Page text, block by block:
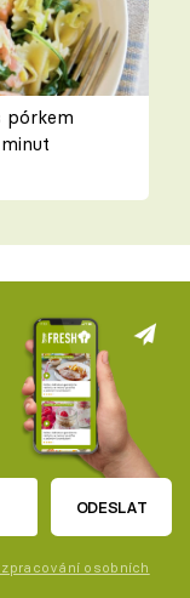
pórkem
ODESLAT
osobních